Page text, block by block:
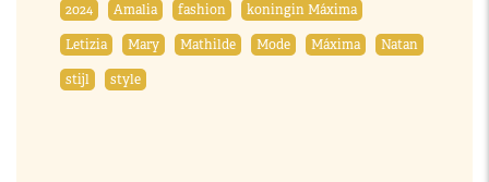
2024 Amalia fashion
koningin Máxima
Letizia
Mary Mathilde Mode Máxima
Natan
stijl
style